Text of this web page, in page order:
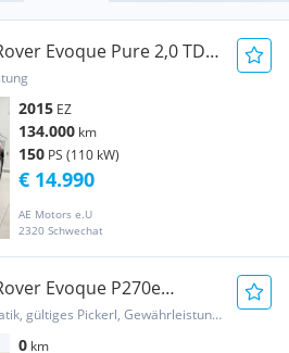
Evoque Pure 2,0 TD4
2015 EZ
134.000 km
150 PS (110 kW)
AE Motors e.U
2320 Schwechat
€ 14.990
Evoque P270e
Hybrid Elektro/Benzin, Automatik, gültiges Pickerl, Gewährleistung, Garantie
0 km